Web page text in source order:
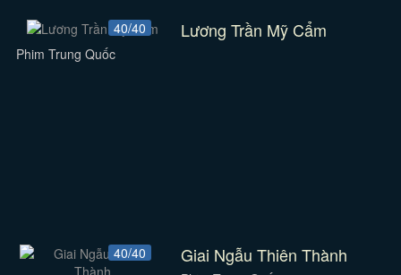
40/40 Lương Trần Mỹ Cẩm
Phim Trung Quốc
40/40 Giai Ngẫu Thiên Thành